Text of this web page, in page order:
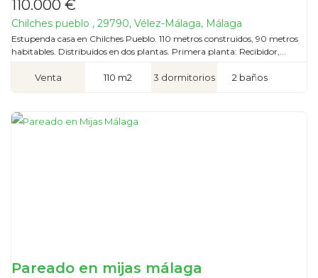
110.000 €
Chilches pueblo , 29790, Vélez-Málaga, Málaga
Estupenda casa en Chilches Pueblo. 110 metros construidos, 90 metros
habitables. Distribuidos en dos plantas. Primera planta: Recibidor,...
Venta 110 m2 3 dormitorios 2 baños
Pareado en mijas málaga